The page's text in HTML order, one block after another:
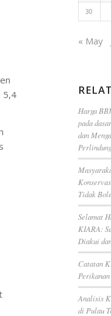
5,4
30
« May
Harga
pada
dan
Tidak
Selamat
KIARA:
Diakui
Catatan
Analisis
di Pulau